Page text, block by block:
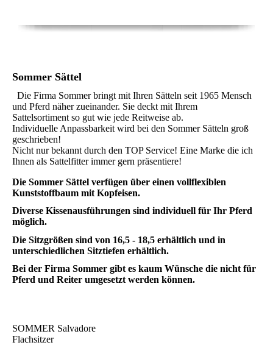
Sommer Sättel
Die Firma Sommer bringt mit Ihren Sätteln seit 1965 Mensch
und Pferd näher zueinander. Sie deckt mit Ihrem
Sattelsortiment so gut wie jede Reitweise ab.
Individuelle Anpassbarkeit wird bei den Sommer Sätteln groß
geschrieben!
Nicht nur bekannt durch den TOP Service! Eine Marke die ich
Ihnen als Sattelfitter immer gern präsentiere!
Die Sommer Sättel verfügen über einen vollflexiblen
Kunststoffbaum mit Kopfeisen.
Diverse Kissenausführungen sind individuell für Ihr Pferd
möglich.
Die Sitzgrößen sind von 16,5 - 18,5 erhältlich und in
unterschiedlichen Sitztiefen erhältlich.
Bei der Firma Sommer gibt es kaum Wünsche die nicht für
Pferd und Reiter umgesetzt werden können.
SOMMER Salvadore
Flachsitzer